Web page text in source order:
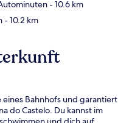
- 10.6 km
- 10.2 km
eines Bahnhofs und garantiert
do Castelo. Du kannst im